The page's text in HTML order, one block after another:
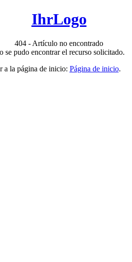
IhrLogo
404 - Artículo no encontrado
se pudo encontrar el recurso solicitado.
a la página de inicio: Página de inicio.